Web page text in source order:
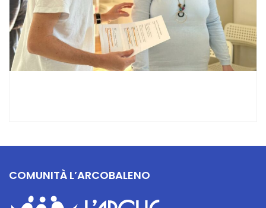
COMUNITÀ L’ARCOBALENO